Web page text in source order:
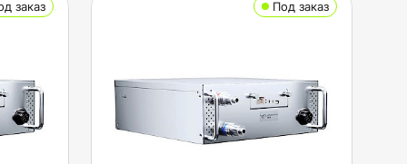
заказ Под заказ